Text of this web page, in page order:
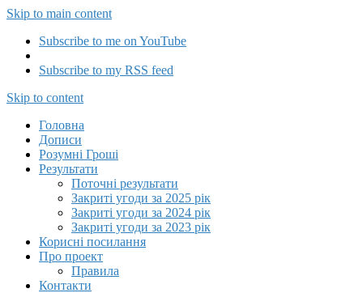
Skip to main content
Subscribe to me on YouTube
Subscribe to my RSS feed
Capitalizator UA
Skip to content
Головна
Дописи
Розумні Гроші
Результати
Поточні результати
Закриті угоди за 2025 рік
Закриті угоди за 2024 рік
Закриті угоди за 2023 рік
Корисні посилання
Про проект
Правила
Контакти